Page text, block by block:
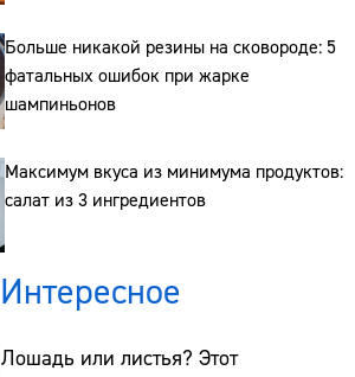
Больше никакой резины на сковороде: 5
фатальных ошибок при жарке
шампиньонов
Максимум вкуса из минимума продуктов:
салат из 3 ингредиентов
Интересное
Лошадь или листья? Этот